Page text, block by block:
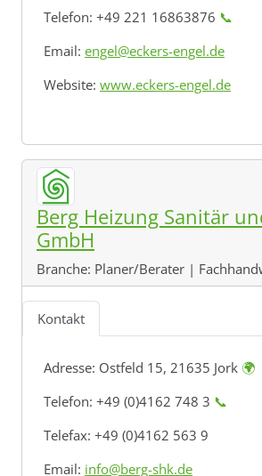
Telefon: +49 221 16863876 📞
Email: engel@eckers-engel.de
Website: www.eckers-engel.de
Berg Heizung Sanitär
GmbH
Branche: Planer/Berater |
Kontakt
Adresse: Ostfeld 15, 21635 Jork 🌍
Telefon: +49 (0)4162 748 3 📞
Telefax: +49 (0)4162 563 9
Email: info@berg-shk.de